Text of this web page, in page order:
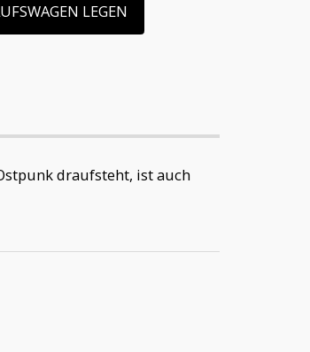
LEGEN
draufsteht, ist auch